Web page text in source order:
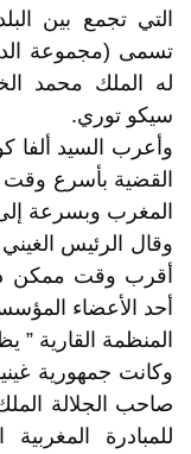
التي تجمع بين
تسمى (مجموعة
له الملك محمد
سيكو توري.
وأعرب السيد ألفا
القضية بأسرع وقت
المغرب وبسرعة إلى
وقال الرئيس
أقرب وقت ممكن
أحد الأعضاء
المنظمة القارية ”
وكانت جمهورية
صاحب الجلالة
للمبادرة